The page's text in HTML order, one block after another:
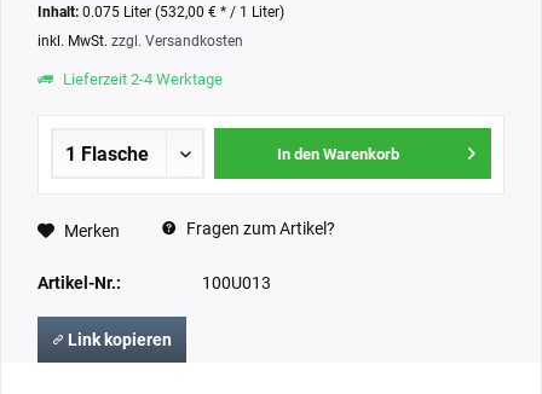
Inhalt: 0.075 Liter (532,00 € * / 1 Liter)
inkl. MwSt. zzgl. Versandkosten
Lieferzeit 2-4 Werktage
In den Warenkorb
Merken Fragen zum Artikel?
Artikel-Nr.: 100U013
Link kopieren